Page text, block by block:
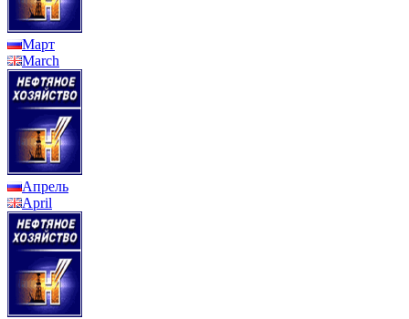
Март
March
Апрель
April